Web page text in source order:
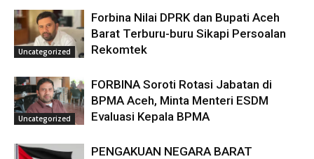
Uncategorized
Forbina Nilai DPRK dan Bupati Aceh
Barat Terburu-buru Sikapi Persoalan
Rekomtek
Uncategorized
FORBINA Soroti Rotasi Jabatan di
BPMA Aceh, Minta Menteri ESDM
Evaluasi Kepala BPMA
PENGAKUAN NEGARA BARAT